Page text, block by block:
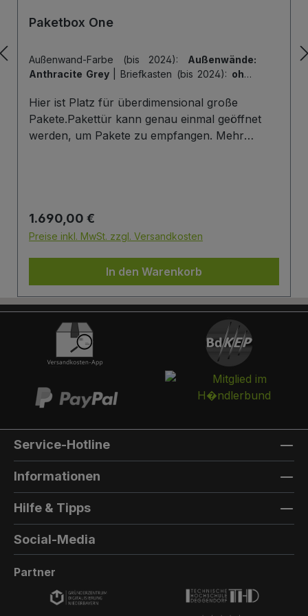
Paketbox One
Außenwand-Farbe (bis 2024): Außenwände:
Anthracite Grey
Briefkasten (bis 2024): ohne
Hintertür | Tiefe der Paketbox (bis 2024):
cm Außenmaß (Standard) | Tür-Farbe (bis
2024):Tür: Anthracite Grey
Hier ist Platz für überdimensional große
Pakete.Pakettür kann genau einmal geöffnet
werden, um Pakete zu empfangen. Mehr
Die Tür wird immer mit einem Halbzylinder
ausgestattet. Das heißt, Sie können den selben
Ihrer Haustüre haben und die Paketbox mit
dem selben Schlüssel öffnen.
Briefkasten:Optional kann ein Briefkasten
integriert werden. Die Post landet in einem
separaten und absperrbaren Auffangkorb.
Hintertür:Auf der Rückseite können Sie eine
Hintertür integrieren. Die Farbe der Hintertür ist
immer die gleiche Farbe, wie die Türfarbe
vorne. Außenmaterial: 8mm HPL(High
Firma Trespa Bei Sonderfarbe: Bezeichnung
der TürfarbeGeben Sie hier den Namen Ihrer
Wunschfarbe an.Die Lieferzeit bei
Sonderfarben verlängert sich um 5 bis 6
AußenfarbeGeben Sie hier den Namen der
Wunschfarbe an.Hinweis: Falls Sie die Türfarbe
in der selben Farbe wie die Außenwandfarbe
berechnet wird.Die Lieferzeit bei Sonderfarben
Regulärer Preis:
1.690,00 €
Preise inkl. MwSt. zzgl. Versandkosten
In den Warenkorb
Service-Hotline
Informationen
Hilfe & Tipps
Social-Media
Partner